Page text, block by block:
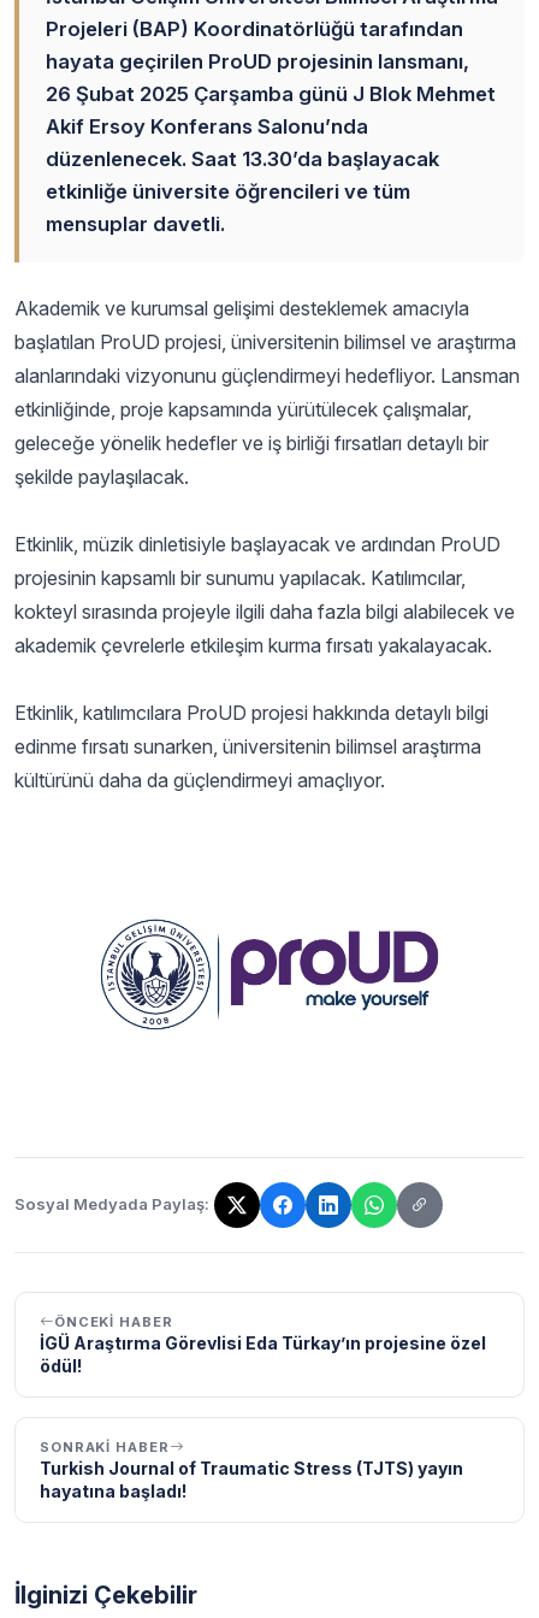
Projeleri (BAP) Koordinatörlüğü tarafından
hayata geçirilen ProUD projesinin lansmanı,
26 Şubat 2025 Çarşamba günü J Blok Mehmet
Akif Ersoy Konferans Salonu’nda
düzenlenecek. Saat 13.30’da başlayacak
etkinliğe üniversite öğrencileri ve tüm
mensuplar davetli.
Akademik ve kurumsal gelişimi desteklemek amacıyla
başlatılan ProUD projesi, üniversitenin bilimsel ve araştırma
alanlarındaki vizyonunu güçlendirmeyi hedefliyor. Lansman
etkinliğinde, proje kapsamında yürütülecek çalışmalar,
geleceğe yönelik hedefler ve iş birliği fırsatları detaylı bir
şekilde paylaşılacak.
Etkinlik, müzik dinletisiyle başlayacak ve ardından ProUD
projesinin kapsamlı bir sunumu yapılacak. Katılımcılar,
kokteyl sırasında projeyle ilgili daha fazla bilgi alabilecek ve
akademik çevrelerle etkileşim kurma fırsatı yakalayacak.
Etkinlik, katılımcılara ProUD projesi hakkında detaylı bilgi
edinme fırsatı sunarken, üniversitenin bilimsel araştırma
kültürünü daha da güçlendirmeyi amaçlıyor.
Sosyal Medyada Paylaş:
Bağlantı kopyalandı!
ÖNCEKI HABER
İGÜ Araştırma Görevlisi Eda Türkay’ın projesine özel
ödül!
SONRAKI HABER
Turkish Journal of Traumatic Stress (TJTS) yayın
hayatına başladı!
İlginizi Çekebilir